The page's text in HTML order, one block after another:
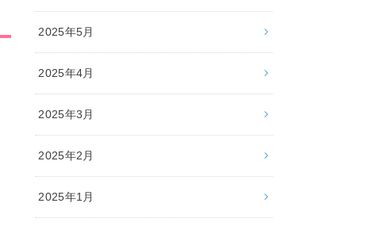
2025年5月
2025年4月
2025年3月
2025年2月
2025年1月